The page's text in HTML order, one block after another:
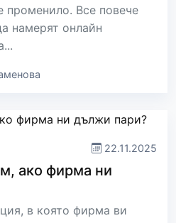
променило. Все повече
намерят онлайн
22.11.2025
ако фирма ни
в която фирма ви